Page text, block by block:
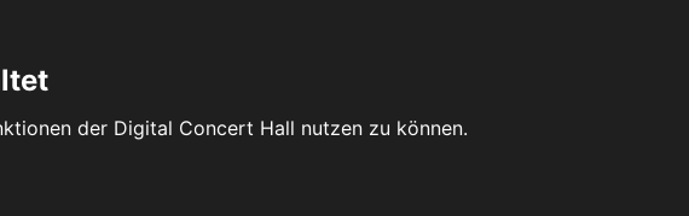
der Digital Concert Hall nutzen zu können.